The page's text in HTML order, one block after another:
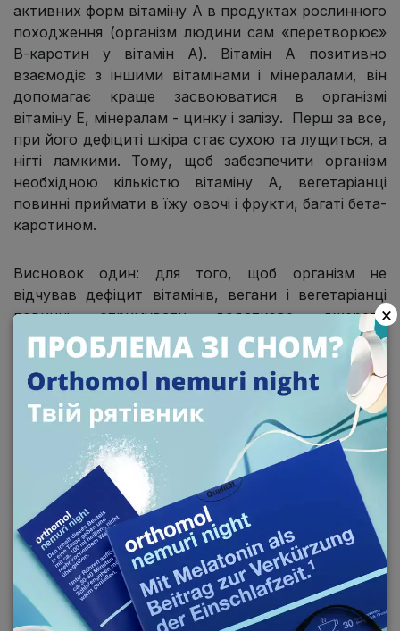
активних форм вітаміну А в продуктах рослинного
походження (організм людини сам «перетворює»
Β-каротин у вітамін А). Вітамін А позитивно
взаємодіє з іншими вітамінами і мінералами, він
допомагає краще засвоюватися в організмі
вітаміну Е, мінералам - цинку і залізу. Перш за все,
при його дефіциті шкіра стає сухою та лущиться, а
нігті ламкими. Тому, щоб забезпечити організм
необхідною кількістю вітаміну А, вегетаріанці
повинні приймати в їжу овочі і фрукти, багаті бета-
каротином.
Висновок один: для того, щоб організм не
відчував дефіцит вітамінів, вегани і вегетаріанці
повинні отримувати додаткове джерело
поживних речовин. І наскільки збалансованим
буде його «формула», настільки краще буде
загальний фізичний і психологічний стан. Одним з
кращих продуктів для цього, є німецький
вітамінно-мінеральнийкомплекс Orthomol Veg one,
який містить у своєму складі так необхідні веганам
і вегетаріанцям вітаміни, мікро і макроелементи,
здатні в достатній мірі доповнити харчовий
раціон. Orthomol Veg one має веганські
сертифікат, що підтверджує відсутність у його
складі продуктів тваринного походження.
×